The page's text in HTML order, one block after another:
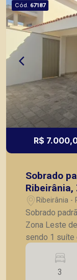
Cód. 67187
R$
Sobrado
Ribeirânia,
Preto/SP.
Ribeirânia -
Sobrado
Zona Leste de
sendo 1 suíte
completo; -
ambientes; -
3